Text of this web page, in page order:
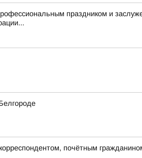
праздником и
почётным